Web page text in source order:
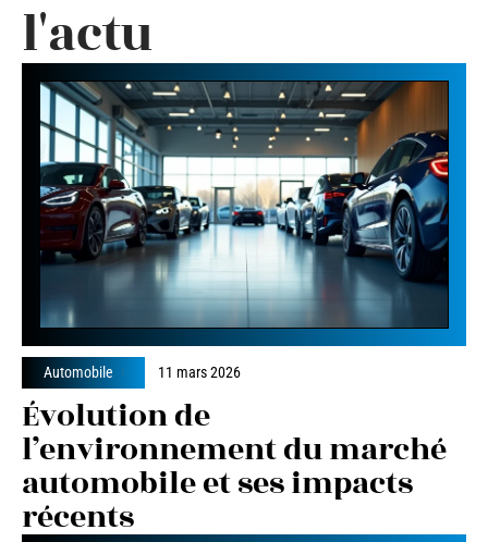
l'actu
Automobile 11 mars 2026
Évolution de
l’environnement du marché
automobile et ses impacts
récents